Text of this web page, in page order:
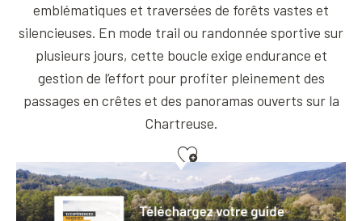
emblématiques et traversées de forêts vastes et
silencieuses. En mode trail ou randonnée sportive sur
plusieurs jours, cette boucle exige endurance et
gestion de l’effort pour profiter pleinement des
passages en crêtes et des panoramas ouverts sur la
Chartreuse.
Ajouter aux favoris